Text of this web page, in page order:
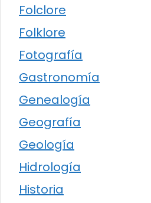
Folclore
Folklore
Fotografía
Gastronomía
Genealogía
Geografía
Geología
Hidrología
Historia